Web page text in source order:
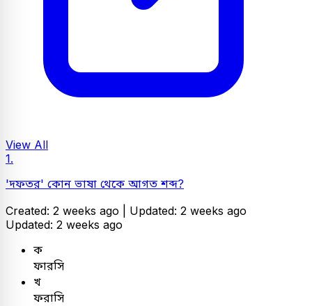
View All
1.
'দফতর' কোন ভাষা থেকে আগত শব্দ?
Created: 2 weeks ago | Updated: 2 weeks ago
Updated: 2 weeks ago
ক
ফারসি
খ
ফরাসি